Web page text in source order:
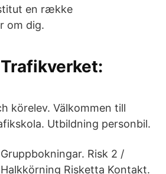
en række
om dig.
Trafikverket:
körelev. Välkommen till
Utbildning personbil.
Gruppbokningar. Risk 2 /
Halkkörning Risketta Kontakt.